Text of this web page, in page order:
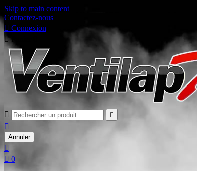
Skip to main content
Contactez-nous
 Connexion
 Panier
 

Annuler

 0